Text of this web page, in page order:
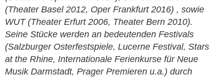
(Theater Basel 2012, Oper Frankfurt 2016) , sowie
WUT (Theater Erfurt 2006, Theater Bern 2010).
Seine Stücke werden an bedeutenden Festivals
(Salzburger Osterfestspiele, Lucerne Festival, Stars
at the Rhine, Internationale Ferienkurse für Neue
Musik Darmstadt, Prager Premieren u.a.) durch